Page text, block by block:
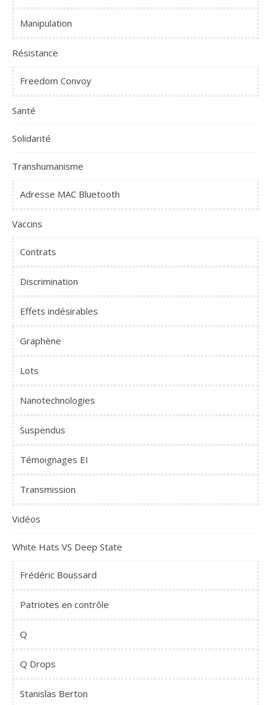
Manipulation
Résistance
Freedom Convoy
Santé
Solidarité
Transhumanisme
Adresse MAC Bluetooth
Vaccins
Contrats
Discrimination
Effets indésirables
Graphène
Lots
Nanotechnologies
Suspendus
Témoignages EI
Transmission
Vidéos
White Hats VS Deep State
Frédéric Boussard
Patriotes en contrôle
Q
Q Drops
Stanislas Berton